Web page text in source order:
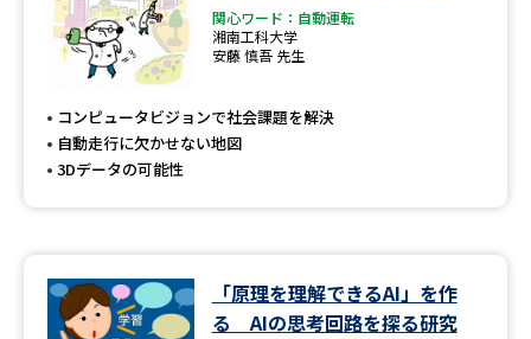
関心ワード：自動運転
湘南工科大学
安藤 慎吾 先生
コンピュータビジョンで社会課題を解決
自動走行に欠かせない地図
3Dデータの可能性
「原理を理解できるAI」を作
る AIの思考回路を探る研究